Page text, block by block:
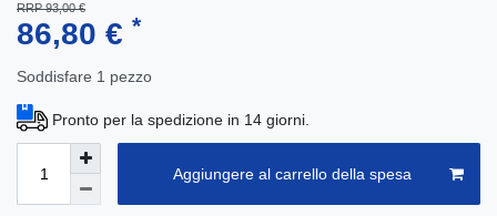
RRP 93,00 €
86,80 € *
Soddisfare 1 pezzo
Pronto per la spedizione in 14 giorni.
Aggiungere al carrello della spesa